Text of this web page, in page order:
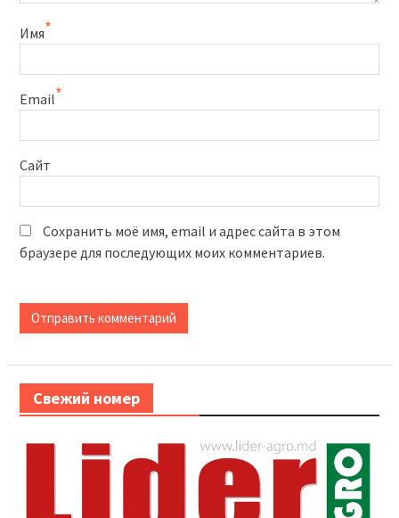
Имя*
Email*
Сайт
Сохранить моё имя, email и адрес сайта в этом
браузере для последующих моих комментариев.
Свежий номер